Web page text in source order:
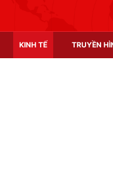
KINH TẾ TRUYỀN